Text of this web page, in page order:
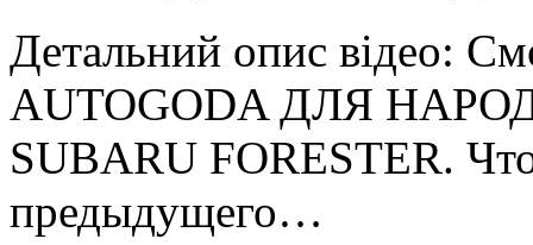
Детальний опис відео:
AUTOGODA ДЛЯ
SUBARU FORESTER.
предыдущего…